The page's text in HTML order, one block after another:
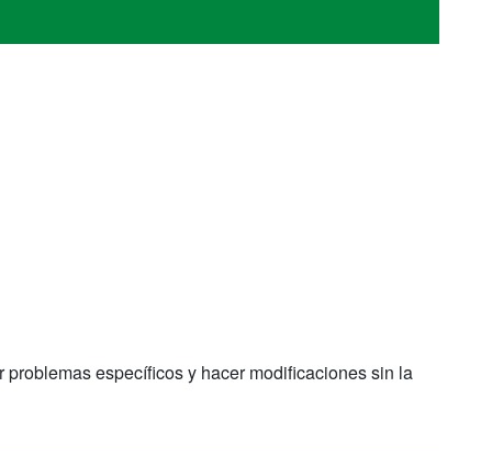
problemas específicos y hacer modificaciones sin la